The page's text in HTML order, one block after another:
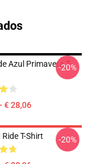
Azul Primavera T-
€ 28,06
-20%
T-Shirt -20%